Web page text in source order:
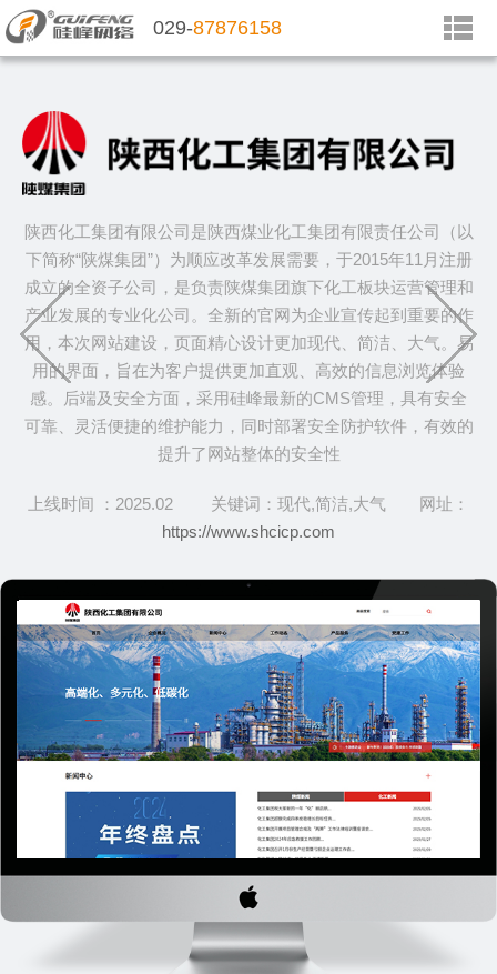
029-87876158
陕西化工集团有限公司是陕西煤业化工集团有限责任公司（以
下简称“陕煤集团”）为顺应改革发展需要，于2015年11月注册
成立的全资子公司，是负责陕煤集团旗下化工板块运营管理和
产业发展的专业化公司。全新的官网为企业宣传起到重要的作
用，本次网站建设，页面精心设计更加现代、简洁、大气。易
用的界面，旨在为客户提供更加直观、高效的信息浏览体验
感。后端及安全方面，采用硅峰最新的CMS管理，具有安全
可靠、灵活便捷的维护能力，同时部署安全防护软件，有效的
提升了网站整体的安全性
上线时间 ：2025.02 关键词：现代,简洁,大气 网址：
https://www.shcicp.com